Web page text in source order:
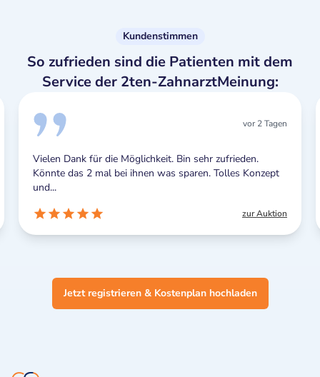
Kundenstimmen
So zufrieden sind die Patienten mit dem
Service der 2ten-ZahnarztMeinung:
vor 2 Tagen
Vielen Dank für die Möglichkeit. Bin sehr zufrieden.
Könnte das 2 mal bei ihnen was sparen. Tolles Konzept
und...
zur Auktion
Jetzt registrieren & Kostenplan hochladen